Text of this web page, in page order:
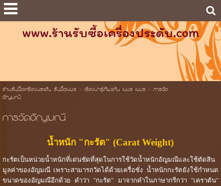
www.ร้านรับซื้อเครื่องประดับ.com
ร้านรับซื้อเครื่องประดับ รับซื้อเพชร> เรื่องน่ารู้เกี่ยวกับ เพชร เพชร> การวัด
อัญมณี
การวัดอัญมณี
น้ำหนัก "กะรัต" (Carat Weight)
กะรัตเป็นหน่วยน้ำหนักที่เด่นชัดที่สุดในการใช้วัดน้ำหนักอัญมณีและใช้ตัดสิน
มูลค่าของอัญมณี เพราะสามารถวัดได้ด้วยเครื่อชั่ง น้ำหนักกะรัตยังใช้กำหนด
ขนาดของอัญมณีอีกด้วย คำว่า "กะรัต" มาจากคำในภาษากรีกว่า "เคราตัน"